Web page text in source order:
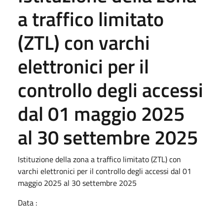
a traffico limitato
(ZTL) con varchi
elettronici per il
controllo degli accessi
dal 01 maggio 2025
al 30 settembre 2025
Istituzione della zona a traffico limitato (ZTL) con
varchi elettronici per il controllo degli accessi dal 01
maggio 2025 al 30 settembre 2025
Data :